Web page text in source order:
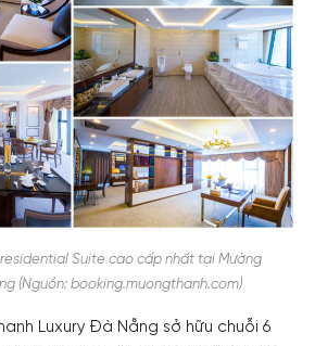
Suite cao cấp nhất tại Mường
(Nguồn: booking.muongthanh.com)
Luxury Đà Nẵng sở hữu chuỗi 6